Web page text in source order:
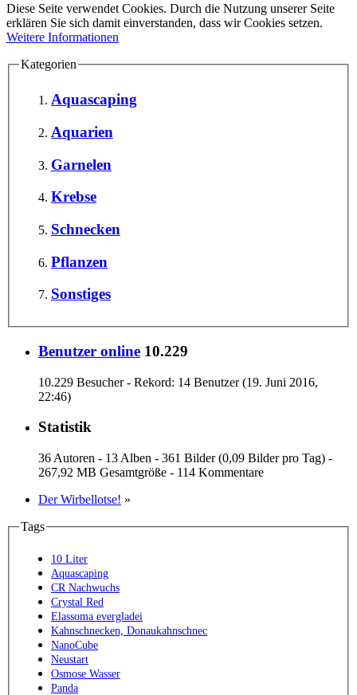
Diese Seite verwendet Cookies. Durch die Nutzung unserer Seite
erklären Sie sich damit einverstanden, dass wir Cookies setzen.
Weitere Informationen
Kategorien
Aquascaping
Aquarien
Garnelen
Krebse
Schnecken
Pflanzen
Sonstiges
Benutzer online 10.229
10.229 Besucher - Rekord: 14 Benutzer (19. Juni 2016,
22:46)
Statistik
36 Autoren - 13 Alben - 361 Bilder (0,09 Bilder pro Tag) -
267,92 MB Gesamtgröße - 114 Kommentare
Der Wirbellotse! »
Tags
10 Liter
Aquascaping
CR Nachwuchs
Crystal Red
Elassoma evergladei
Kahnschnecken, Donaukahnschnec
NanoCube
Neustart
Osmose Wasser
Panda